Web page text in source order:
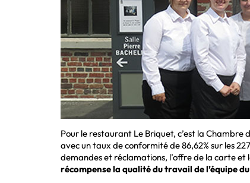
Pour le restaurant Le Briquet, c’est la
avec un taux de conformité de 86,62% sur les
demandes et réclamations, l’offre de la carte et
récompense la qualité du travail de l’équipe